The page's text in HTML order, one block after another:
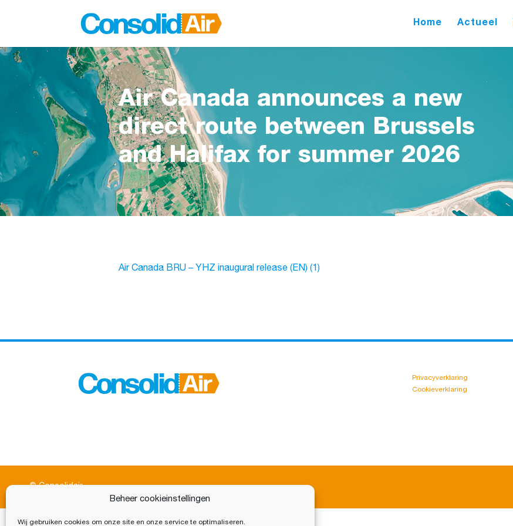
Beheer cookieinstellingen
Wij gebruiken cookies om onze site en onze service te optimaliseren.
Home Actueel
Air Canada announces a new
direct route between Brussels
and Halifax for summer 2026
Air Canada BRU – YHZ inaugural release (EN) (1)
Privacyverklaring
Cookieverklaring
© Consolidair